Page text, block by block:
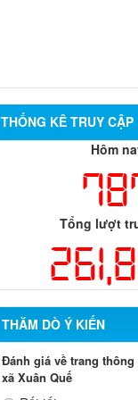
THỐNG KÊ TRUY CẬP
Hôm
Tổng lượt
THĂM DÒ Ý KIẾN
Đánh giá về trang
xã Xuân Quế